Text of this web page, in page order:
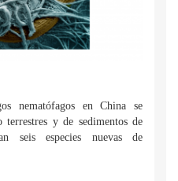
nematófagos en China se
terrestres y de sedimentos de
seis especies nuevas de